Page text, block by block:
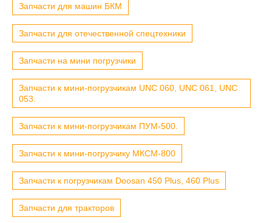
Запчасти для машин БКМ
Запчасти для отечественной спецтехники
Запчасти на мини погрузчики
Запчасти к мини-погрузчикам UNC 060, UNC 061, UNC
053.
Запчасти к мини-погрузчикам ПУМ-500.
Запчасти к мини-погрузчику МКСМ-800
Запчасти к погрузчикам Doosan 450 Plus, 460 Plus
Запчасти для тракторов